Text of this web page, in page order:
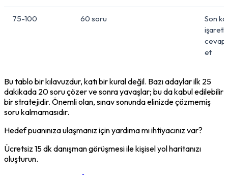
75-100 60 soru
Son
et
Bu tablo bir kılavuzdur, katı bir kural değil. Bazı adaylar ilk 25
dakikada 20 soru çözer ve sonra yavaşlar; bu da kabul edilebilir
bir stratejidir. Önemli olan, sınav sonunda elinizde çözmemiş
soru kalmamasıdır.
Hedef puanınıza ulaşmanız için yardıma mı ihtiyacınız var?
Ücretsiz 15 dk danışman görüşmesi ile kişisel yol haritanızı
oluşturun.